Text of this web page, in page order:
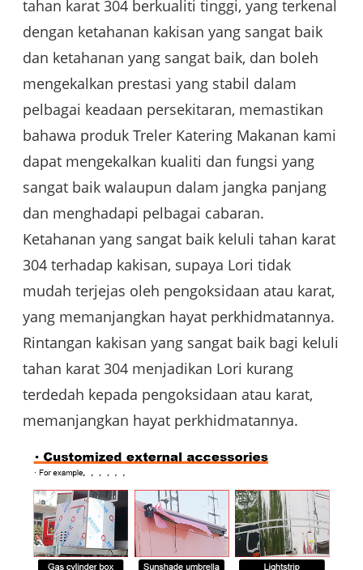
tahan karat 304 berkualiti tinggi, yang terkenal
dengan ketahanan kakisan yang sangat baik
dan ketahanan yang sangat baik, dan boleh
mengekalkan prestasi yang stabil dalam
pelbagai keadaan persekitaran, memastikan
bahawa produk Treler Katering Makanan kami
dapat mengekalkan kualiti dan fungsi yang
sangat baik walaupun dalam jangka panjang
dan menghadapi pelbagai cabaran.
Ketahanan yang sangat baik keluli tahan karat
304 terhadap kakisan, supaya Lori tidak
mudah terjejas oleh pengoksidaan atau karat,
yang memanjangkan hayat perkhidmatannya.
Rintangan kakisan yang sangat baik bagi keluli
tahan karat 304 menjadikan Lori kurang
terdedah kepada pengoksidaan atau karat,
memanjangkan hayat perkhidmatannya.